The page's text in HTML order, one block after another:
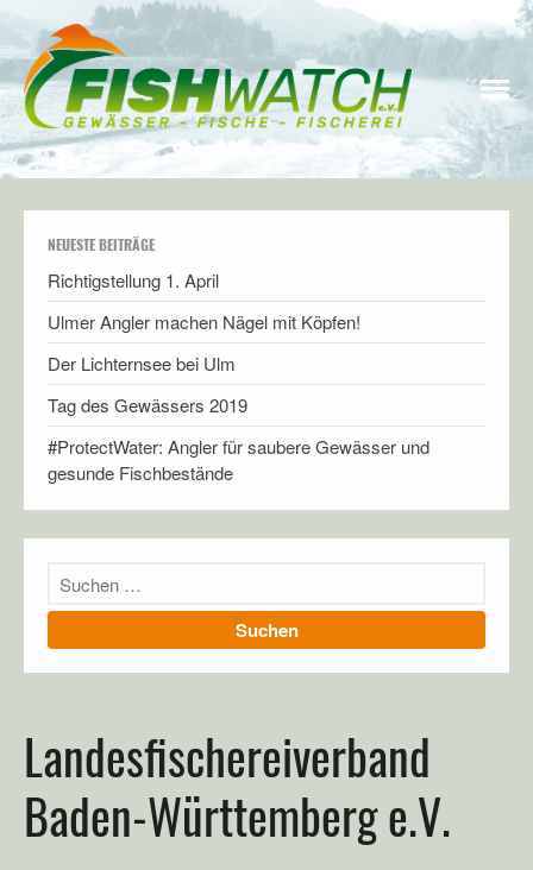
STARTSEITE
WIR ÜBER UNS
WAS DENKT FISHWATCH
INFOS & LINKS
Stiftung FUND
Forschung & Wissenschaft
Kulinarisches
UNSER BLOG
Richtigstellung 1. April
Ulmer Angler machen Nägel
mit Köpfen!
fishwatch e.V.
Fischerei, Umwelt- und Naturschutz gehören zusammen
NEUESTE BEITRÄGE
Richtigstellung 1. April
Ulmer Angler machen Nägel mit Köpfen!
Der Lichternsee bei Ulm
Tag des Gewässers 2019
#ProtectWater: Angler für saubere Gewässer und
gesunde Fischbestände
Landesfischereiverband
Baden-Württemberg e.V.